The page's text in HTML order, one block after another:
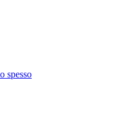
spesso